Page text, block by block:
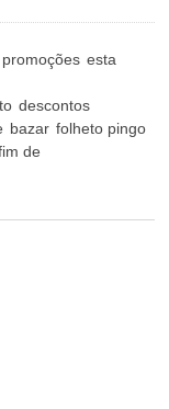
esta
descontos
bazar folheto pingo
de